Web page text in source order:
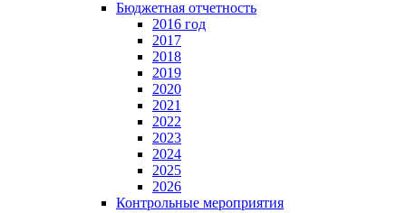
Бюджетная отчетность
2016 год
2017
2018
2019
2020
2021
2022
2023
2024
2025
2026
Контрольные мероприятия